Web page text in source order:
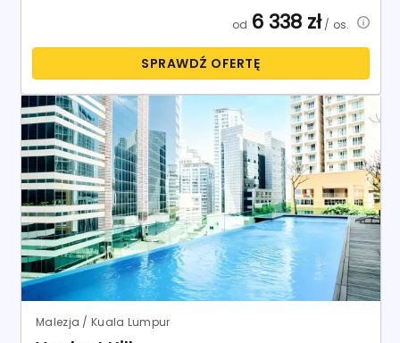
od 6 338 zł/ os.
SPRAWDŹ OFERTĘ
Malezja / Kuala Lumpur